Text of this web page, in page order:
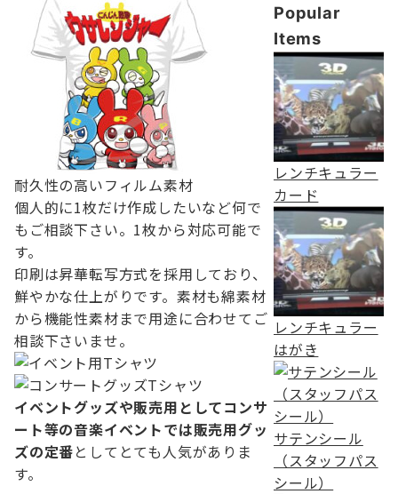
耐久性の高いフィルム素材
個人的に1枚だけ作成したいなど何で
もご相談下さい。 1枚から対応可能で
す。
印刷は昇華転写方式を採用しており、
鮮やかな仕上がりです。素材も綿素材
から機能性素材まで用途に合わせてご
相談下さいませ。
イベントグッズや販売用としてコンサ
ート等の音楽イベントでは販売用グッ
ズの定番としてとても人気がありま
す。
Popular
Items
レンチキュラー
カード
レンチキュラー
はがき
サテンシール
（スタッフパス
シール）